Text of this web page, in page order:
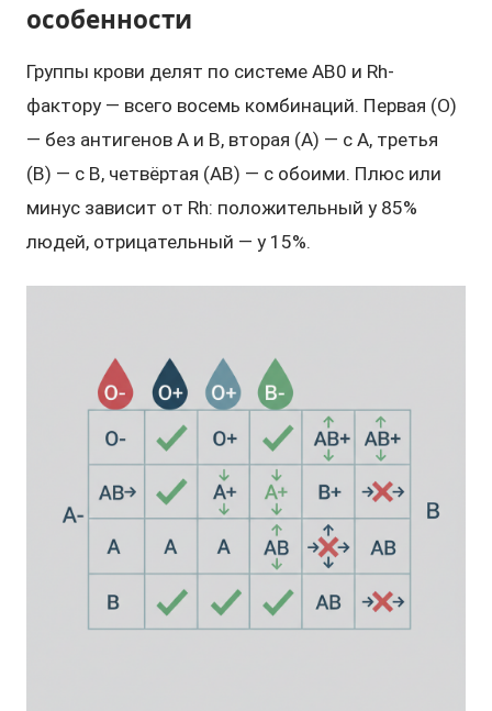
особенности
Группы крови делят по системе AB0 и Rh-
фактору — всего восемь комбинаций. Первая (O)
— без антигенов A и B, вторая (A) — с A, третья
(B) — с B, четвёртая (AB) — с обоими. Плюс или
минус зависит от Rh: положительный у 85%
людей, отрицательный — у 15%.